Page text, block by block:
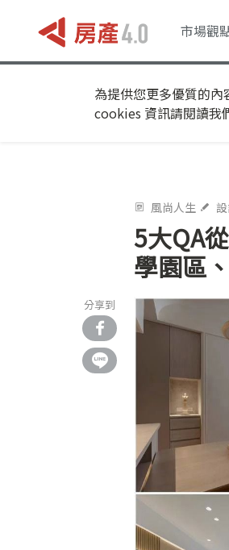
市場觀
為提供您更多優質的
cookies 資訊請閱讀我
風尚人生
5大QA
學園區
分享到